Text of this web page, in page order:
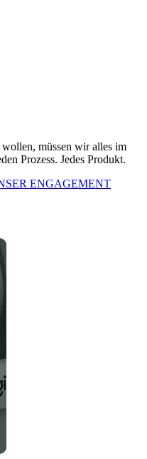
müssen wir alles im
Prozess. Jedes Produkt.
ENGAGEMENT